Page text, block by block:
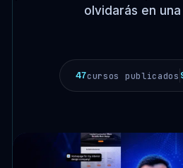
olvidarás en una
47cursos publicados